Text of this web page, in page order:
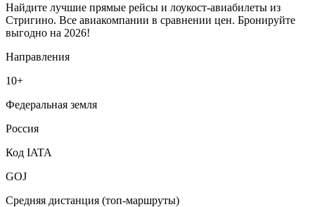
Найдите лучшие прямые рейсы и лоукост-авиабилеты из
Стригино. Все авиакомпании в сравнении цен. Бронируйте
выгодно на 2026!
Направления
10+
Федеральная земля
Россия
Код IATA
GOJ
Средняя дистанция (топ-маршруты)